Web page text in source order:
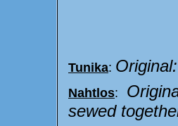
Tunika: Original:
Nahtlos:
sewed